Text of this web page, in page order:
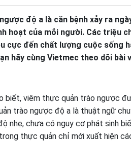
độ a là căn bệnh xảy ra
hoạt của mỗi người. Các triệu
cực đến chất lượng cuộc sống
hãy cùng Vietmec theo dõi bài
biết, viêm thực quản trào ngược
trào ngược độ a là thuật ngữ
nhẹ, chưa có nguy cơ phát sinh
thực quản chỉ mới xuất hiện